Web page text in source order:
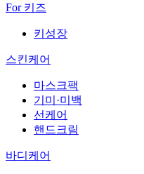
For 키즈
키성장
스킨케어
마스크팩
기미·미백
선케어
핸드크림
바디케어